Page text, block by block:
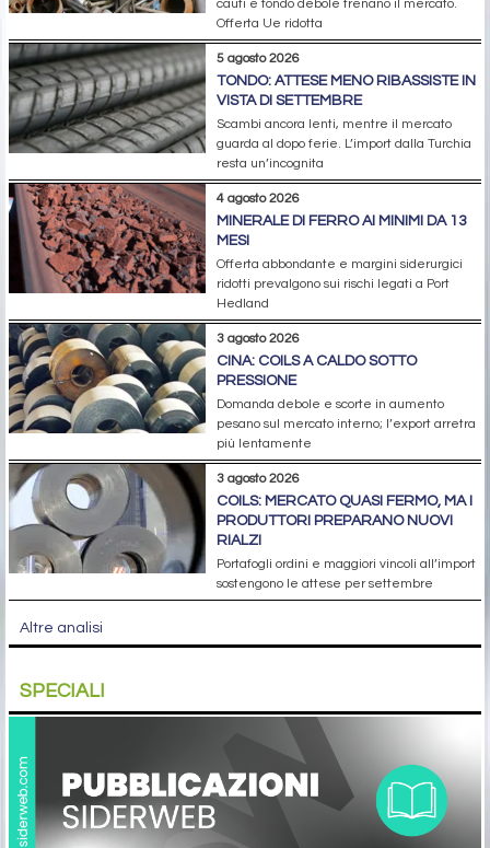
cauti e tondo debole frenano il mercato.
Offerta Ue ridotta
5 agosto 2026
TONDO: ATTESE MENO RIBASSISTE IN
VISTA DI SETTEMBRE
Scambi ancora lenti, mentre il mercato
guarda al dopo ferie. L’import dalla Turchia
resta un’incognita
4 agosto 2026
MINERALE DI FERRO AI MINIMI DA 13
MESI
Offerta abbondante e margini siderurgici
ridotti prevalgono sui rischi legati a Port
Hedland
3 agosto 2026
CINA: COILS A CALDO SOTTO
PRESSIONE
Domanda debole e scorte in aumento
pesano sul mercato interno; l’export arretra
più lentamente
3 agosto 2026
COILS: MERCATO QUASI FERMO, MA I
PRODUTTORI PREPARANO NUOVI
RIALZI
Portafogli ordini e maggiori vincoli all’import
sostengono le attese per settembre
Altre analisi
SPECIALI